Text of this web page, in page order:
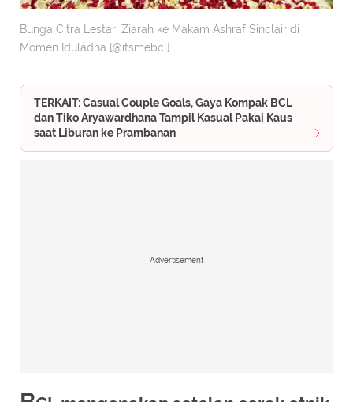
Bunga Citra Lestari Ziarah ke Makam Ashraf Sinclair di
Momen Iduladha [@itsmebcl]
TERKAIT: Casual Couple Goals, Gaya Kompak BCL
dan Tiko Aryawardhana Tampil Kasual Pakai Kaus
saat Liburan ke Prambanan
Advertisement